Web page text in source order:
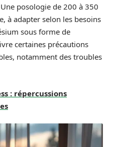
posologie de 200 à 350
à adapter selon les besoins
sous forme de
certaines précautions
notamment des troubles
: répercussions